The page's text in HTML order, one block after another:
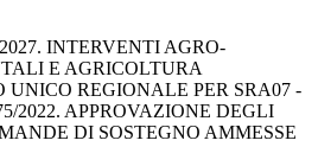
INTERVENTI AGRO-
E AGRICOLTURA
REGIONALE PER SRA07 -
2022. APPROVAZIONE DEGLI
DI SOSTEGNO AMMESSE